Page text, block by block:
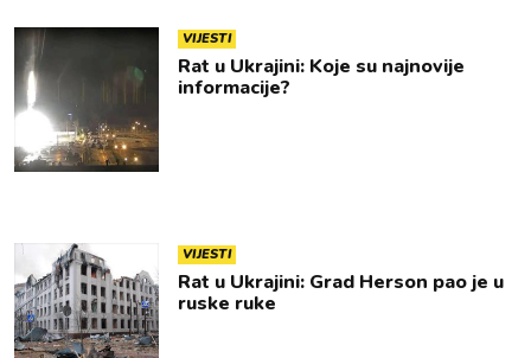
VIJESTI
Rat u Ukrajini: Koje su najnovije
informacije?
VIJESTI
Rat u Ukrajini: Grad Herson pao je u
ruske ruke